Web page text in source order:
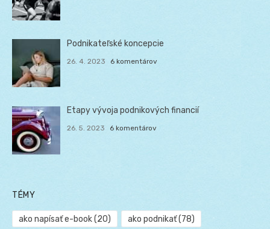
Podnikateľské koncepcie
26. 4. 2023 6 komentárov
Etapy vývoja podnikových financií
26. 5. 2023 6 komentárov
TÉMY
ako napísať e-book(20) ako podnikať(78)